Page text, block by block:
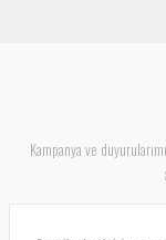
Kampanya ve